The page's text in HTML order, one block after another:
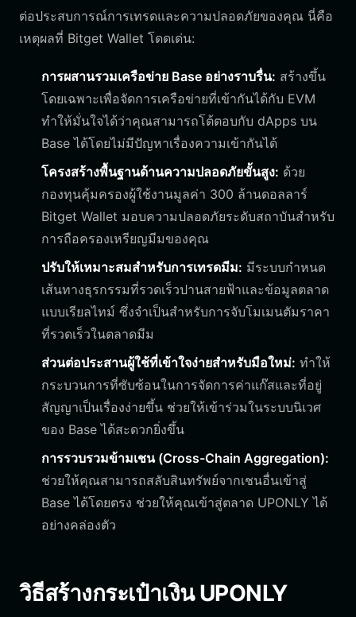
ต่อประสบการณ์การเทรดและความปลอดภัยของคุณ นี่คือ
เหตุผลที่ Bitget Wallet โดดเด่น:
การผสานรวมเครือข่าย Base อย่างราบรื่น: สร้างขึ้น
โดยเฉพาะเพื่อจัดการเครือข่ายที่เข้ากันได้กับ EVM
ทำให้มั่นใจได้ว่าคุณสามารถโต้ตอบกับ dApps บน
Base ได้โดยไม่มีปัญหาเรื่องความเข้ากันได้
โครงสร้างพื้นฐานด้านความปลอดภัยขั้นสูง: ด้วย
กองทุนคุ้มครองผู้ใช้งานมูลค่า 300 ล้านดอลลาร์
Bitget Wallet มอบความปลอดภัยระดับสถาบันสำหรับ
การถือครองเหรียญมีมของคุณ
ปรับให้เหมาะสมสำหรับการเทรดมีม: มีระบบกำหนด
เส้นทางธุรกรรมที่รวดเร็วปานสายฟ้าและข้อมูลตลาด
แบบเรียลไทม์ ซึ่งจำเป็นสำหรับการจับโมเมนตัมราคา
ที่รวดเร็วในตลาดมีม
ส่วนต่อประสานผู้ใช้ที่เข้าใจง่ายสำหรับมือใหม่: ทำให้
กระบวนการที่ซับซ้อนในการจัดการค่าแก๊สและที่อยู่
สัญญาเป็นเรื่องง่ายขึ้น ช่วยให้เข้าร่วมในระบบนิเวศ
ของ Base ได้สะดวกยิ่งขึ้น
การรวบรวมข้ามเชน (Cross-Chain Aggregation):
ช่วยให้คุณสามารถสลับสินทรัพย์จากเชนอื่นเข้าสู่
Base ได้โดยตรง ช่วยให้คุณเข้าสู่ตลาด UPONLY ได้
อย่างคล่องตัว
วิธีสร้างกระเป๋าเงิน UPONLY